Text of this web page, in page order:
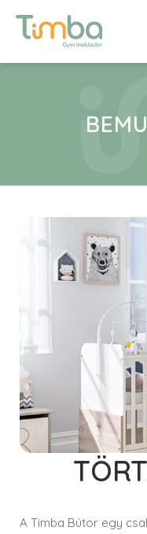
A Timba Bútor egy